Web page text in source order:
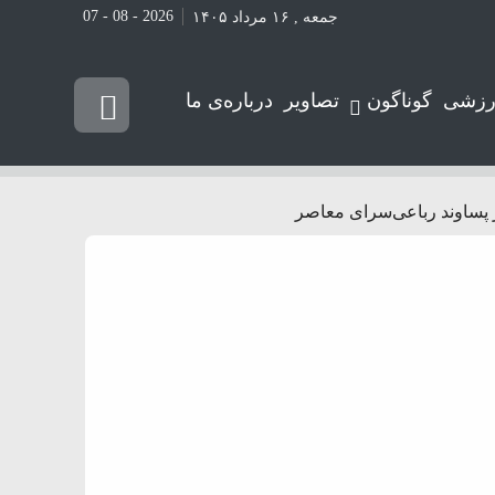
جمعه , ۱۶ مرداد ۱۴۰۵ 2026 - 08 - 07
گوناگون تصاویر درباره‌ی ما
پساوند رباعی‌سرای معاصر